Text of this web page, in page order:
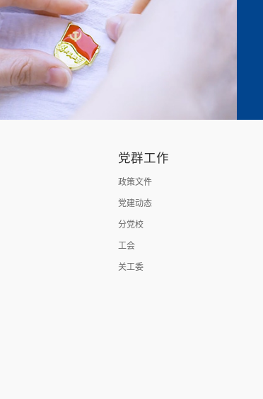
党群工作
政策文件
党建动态
分党校
工会
关工委